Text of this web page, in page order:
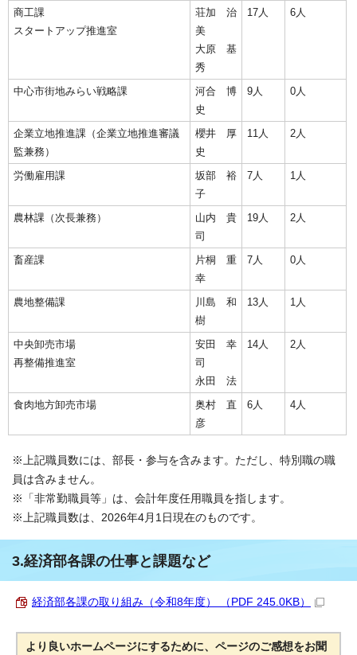
商工課
スタートアップ推進室
荘加 治
美
大原 基
秀
17人 6人
中心市街地みらい戦略課
河合 博
史
9人 0人
企業立地推進課（企業立地推進審議
監兼務）
櫻井 厚
史
11人 2人
労働雇用課
坂部 裕
子
7人 1人
農林課（次長兼務）
山内 貴
司
19人 2人
畜産課
片桐 重
幸
7人 0人
農地整備課
川島 和
樹
13人 1人
中央卸売市場
再整備推進室
安田 幸
司
永田 法
14人 2人
食肉地方卸売市場
奥村 直
彦
6人 4人
※上記職員数には、部長・参与を含みます。ただし、特別職の職
員は含みません。
※「非常勤職員等」は、会計年度任用職員を指します。
※上記職員数は、2026年4月1日現在のものです。
3.経済部各課の仕事と課題など
経済部各課の取り組み（令和8年度） （PDF 245.0KB）
より良いホームページにするために、ページのご感想をお聞